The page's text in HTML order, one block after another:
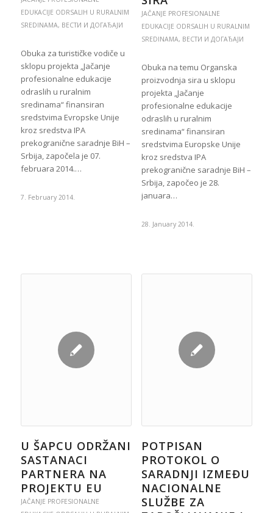
EDUKACIJE ODRSALIH U RURALNIM
SREDINAMA, ВЕСТИ И ДОГАЂАЈИ
Obuka za turističke vodiče u
sklopu projekta „Jačanje
profesionalne edukacije
odraslih u ruralnim
sredinama“ finansiran
sredstvima Evropske Unije
kroz sredstva IPA
prekogranične saradnje BiH –
Srbija, započela je 07.
februara 2014.…
7. February 2014.
JAČANJE PROFESIONALNE
EDUKACIJE ODRSALIH U RURALNIM
SREDINAMA, ВЕСТИ И ДОГАЂАЈИ
Obuka na temu Organska
proizvodnja sira u sklopu
projekta „Jačanje
profesionalne edukacije
odraslih u ruralnim
sredinama“ finansiran
sredstvima Europske Unije
kroz sredstva IPA
prekogranične saradnje BiH –
Srbija, započeo je 28.
januara…
28. January 2014.
U ŠAPCU ODRŽANI
SASTANACI
PARTNERA NA
PROJEKTU EU
JAČANJE PROFESIONALNE
POTPISAN
PROTOKOL O
SARADNJI IZMEĐU
NACIONALNE
SLUŽBE ZA